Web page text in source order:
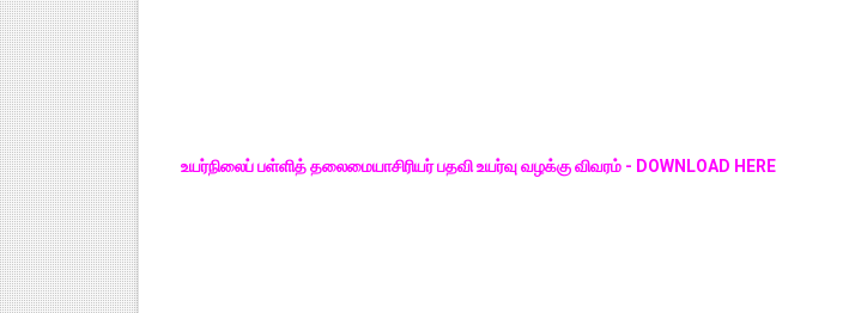
உயர்நிலைப் பள்ளித் தலைமையாசிரியர் பதவி உயர்வு வழக்கு விவரம் - DOWNLOAD HERE